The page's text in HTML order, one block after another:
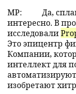
МР:
Да,
интересно. В
исследовали
Это эпицентр
Компании,
интеллект для
изобретают